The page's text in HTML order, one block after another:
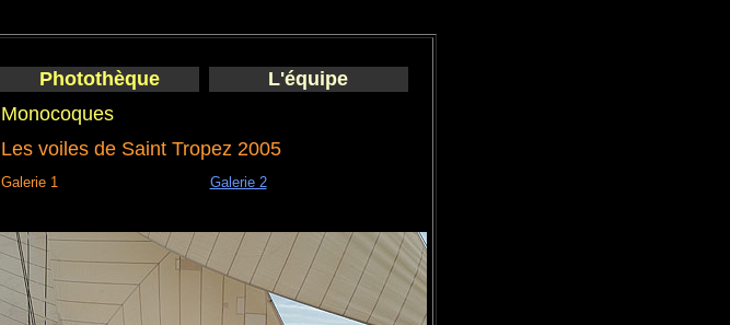
Photothèque
L'équipe
Monocoques
Les voiles de Saint Tropez 2005
Galerie 1 Galerie 2